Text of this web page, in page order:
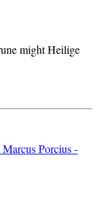
might Heilige
Marcus Porcius -